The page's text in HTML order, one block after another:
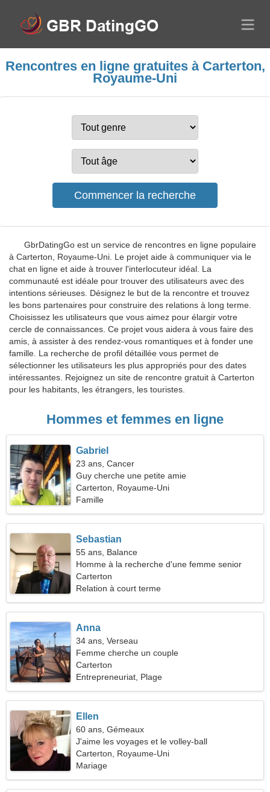
Rencontres en ligne gratuites à Carterton,
Royaume-Uni
GbrDatingGo est un service de rencontres en ligne populaire
à Carterton, Royaume-Uni. Le projet aide à communiquer via le
chat en ligne et aide à trouver l'interlocuteur idéal. La
communauté est idéale pour trouver des utilisateurs avec des
intentions sérieuses. Désignez le but de la rencontre et trouvez
les bons partenaires pour construire des relations à long terme.
Choisissez les utilisateurs que vous aimez pour élargir votre
cercle de connaissances. Ce projet vous aidera à vous faire des
amis, à assister à des rendez-vous romantiques et à fonder une
famille. La recherche de profil détaillée vous permet de
sélectionner les utilisateurs les plus appropriés pour des dates
intéressantes. Rejoignez un site de rencontre gratuit à Carterton
pour les habitants, les étrangers, les touristes.
Hommes et femmes en ligne
Gabriel
23 ans, Cancer
Guy cherche une petite amie
Carterton, Royaume-Uni
Famille
Sebastian
55 ans, Balance
Homme à la recherche d'une femme senior
Carterton
Relation à court terme
Anna
34 ans, Verseau
Femme cherche un couple
Carterton
Entrepreneuriat, Plage
Ellen
60 ans, Gémeaux
J'aime les voyages et le volley-ball
Carterton, Royaume-Uni
Mariage